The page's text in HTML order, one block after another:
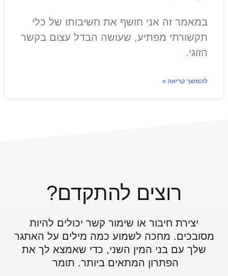
במאמר זה אני חושף את חשיבותו של כלי
תקשורתי מפתיע, שעושה הבדל עצום בקשר
הזוגי.
להמשך קריאה »
רוצים להתקדם?
יצירת חיבור או שימור קשר יכולים להיות
מסובכים. מחכה לשמוע כמה מילים על האתגר
שלך עם בני המין השני, כדי שאמצא לך את
הפתרון המתאים ביותר. תומר